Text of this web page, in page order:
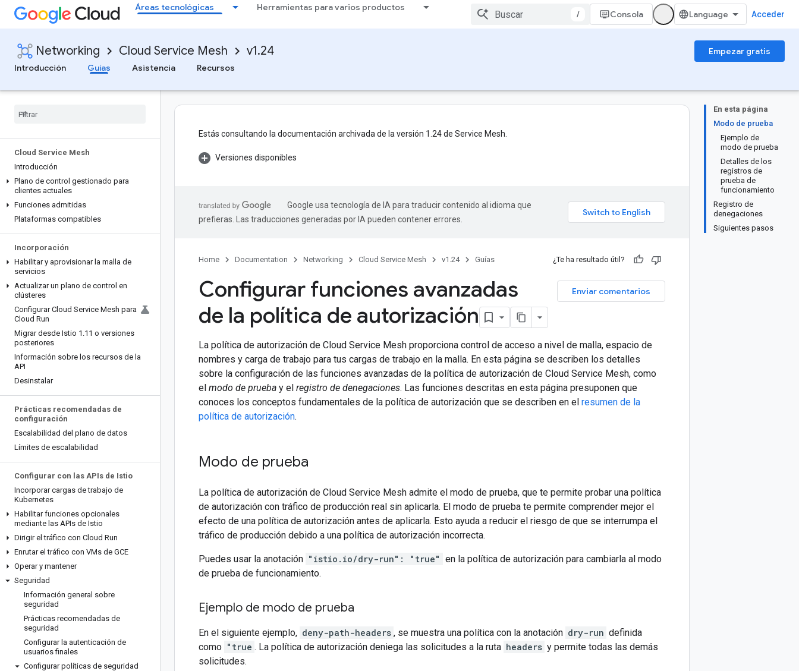
Áreas tecnológicas Herramientas para varios productos
/ Consola Acceder
Networking Cloud Service Mesh v1.24
Empezar gratis
Introducción
Guías Asistencia Recursos
Cloud Service Mesh
Introducción
Plano de control gestionado para
clientes actuales
Funciones admitidas
Plataformas compatibles
Incorporación
Habilitar y aprovisionar la malla de
servicios
Actualizar un plano de control en
clústeres
Configurar Cloud Service Mesh para
Cloud Run
Migrar desde Istio 1 .11 o versiones
posteriores
Información sobre los recursos de la
API
Desinstalar
Prácticas recomendadas de
configuración
Escalabilidad del plano de datos
Límites de escalabilidad
Configurar con las APIs de Istio
Incorporar cargas de trabajo de
Kubernetes
Habilitar funciones opcionales
mediante las APIs de Istio
Dirigir el tráfico con Cloud Run
Enrutar el tráfico con VMs de GCE
Operar y mantener
Seguridad
Información general sobre
seguridad
Prácticas recomendadas de
seguridad
Configurar la autenticación de
usuarios finales
Configurar políticas de seguridad
En esta página
Modo de prueba
Ejemplo de
modo de prueba
Detalles de los
registros de
prueba de
funcionamiento
Registro de
denegaciones
Siguientes pasos
Estás consultando la documentación archivada de la versión 1.24 de Service Mesh.
Versiones disponibles
Google usa tecnología de IA para traducir contenido al idioma que
prefieras. Las traducciones generadas por IA pueden contener errores.
Home Documentation Networking Cloud Service Mesh v1.24 Guías ¿Te ha resultado útil?
Enviar comentarios
Configurar funciones avanzadas
de la política de autorización
La política de autorización de Cloud Service Mesh proporciona control de acceso a nivel de malla, espacio de
nombres y carga de trabajo para tus cargas de trabajo en la malla. En esta página se describen los detalles
sobre la configuración de las funciones avanzadas de la política de autorización de Cloud Service Mesh, como
el modo de prueba y el registro de denegaciones. Las funciones descritas en esta página presuponen que
conoces los conceptos fundamentales de la política de autorización que se describen en el resumen de la
política de autorización.
Modo de prueba
La política de autorización de Cloud Service Mesh admite el modo de prueba, que te permite probar una política
de autorización con tráfico de producción real sin aplicarla. El modo de prueba te permite comprender mejor el
efecto de una política de autorización antes de aplicarla. Esto ayuda a reducir el riesgo de que se interrumpa el
tráfico de producción debido a una política de autorización incorrecta.
Puedes usar la anotación "istio.io/dry-run": "true" en la política de autorización para cambiarla al modo
de prueba de funcionamiento.
Ejemplo de modo de prueba
En el siguiente ejemplo, deny-path-headers , se muestra una política con la anotación dry-run definida
como "true . La política de autorización deniega las solicitudes a la ruta headers y permite todas las demás
solicitudes.